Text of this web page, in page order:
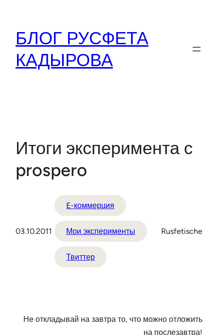
содержимому
БЛОГ РУСФЕТА
КАДЫРОВА
Итоги эксперимента с
prospero
03.10.2011
E-коммерция
Мои эксперименты
Твиттер
Rusfetische
Не откладывай на завтра то, что можно отложить
на послезавтра!